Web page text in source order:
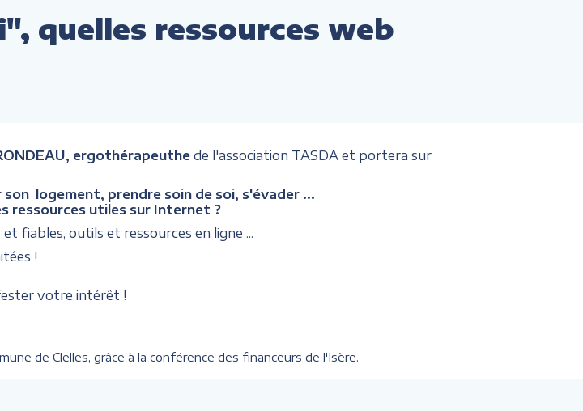
quelles ressources web
ergothérapeuthede l'association TASDA et portera sur
son logement, prendre soin de soi, s'évader ...
ressources utiles sur Internet ?
fiables, outils et ressources en ligne ...
!
votre intérêt !
de Clelles, grâce à la conférence des financeurs de l'Isère.